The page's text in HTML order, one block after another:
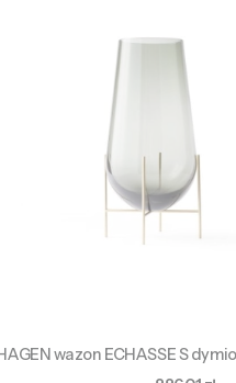
wazon ECHASSE S